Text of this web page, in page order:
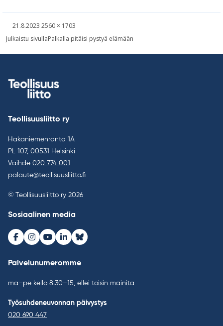
Kirjoitettu
21.8.2023 Täysikokoinen
2560 × 1703
Artikkelien
Julkaistu sivullaPalkalla pitäisi pystyä elämään
Teollisuusliitto ry
Hakaniemenranta 1A
PL 107, 00531 Helsinki
Vaihde 020 774 001
palaute@teollisuusliitto.fi
© Teollisuusliitto ry 2026
Sosiaalinen media
Facebook
Instagram
Youtube
LinkedInBluesky
Palvelunumeromme
ma–pe kello 8.30–15, ellei toisin mainita
Työsuhdeneuvonnan päivystys
020 690 447